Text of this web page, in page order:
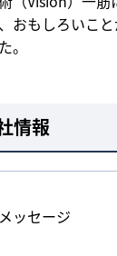
おもしろいこ
。
情報
ッセージ